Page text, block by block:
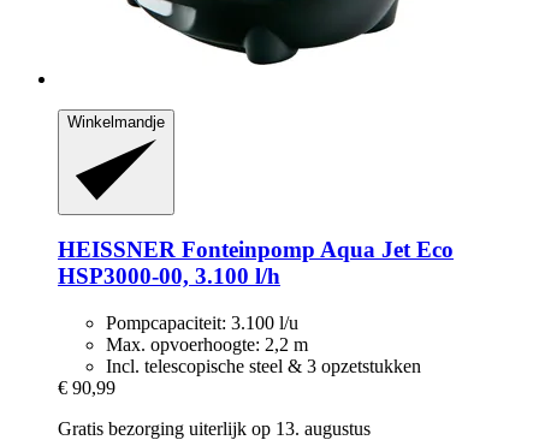
Winkelmandje
HEISSNER Fonteinpomp Aqua Jet Eco
HSP3000-​00, 3.100 l/h
Pompcapaciteit: 3.100 l/u
Max. opvoerhoogte: 2,2 m
Incl. telescopische steel & 3 opzetstukken
€ 90,99
Gratis bezorging uiterlijk op 13. augustus